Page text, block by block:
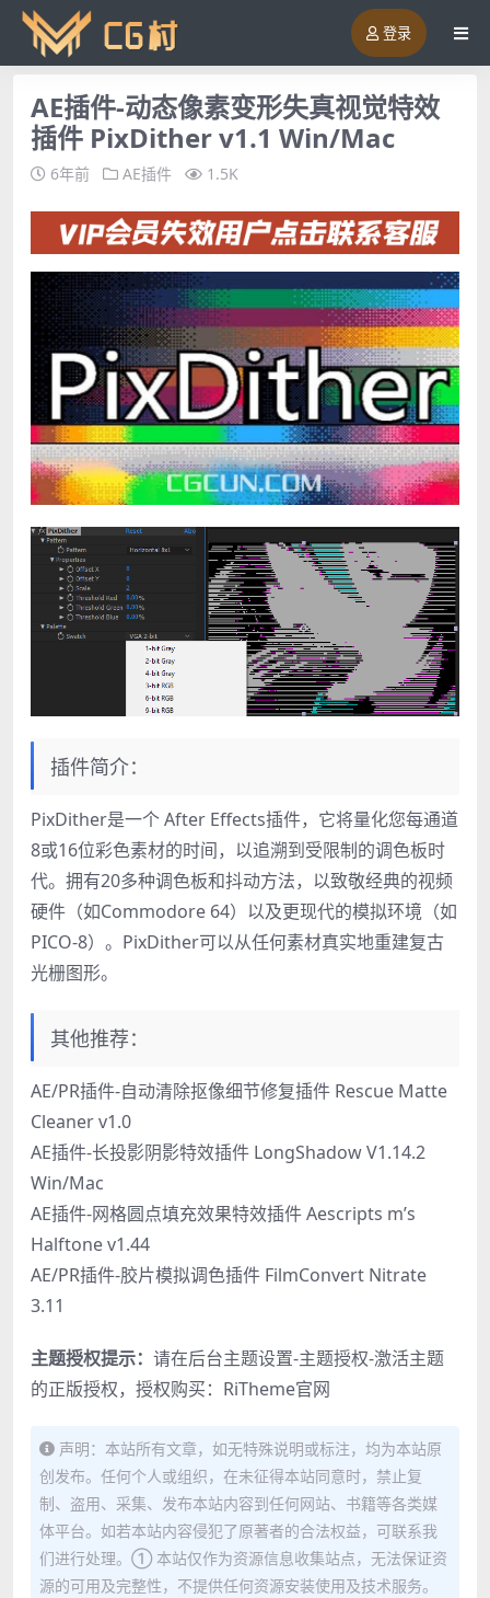
登录
AE插件-动态像素变形失真视觉特效
插件 PixDither v1.1 Win/Mac
6年前 AE插件 1.5K
插件简介：
PixDither是一个 After Effects插件，它将量化您每通道
8或16位彩色素材的时间，以追溯到受限制的调色板时
代。拥有20多种调色板和抖动方法，以致敬经典的视频
硬件（如Commodore 64）以及更现代的模拟环境（如
PICO-8）。PixDither可以从任何素材真实地重建复古
光栅图形。
其他推荐：
AE/PR插件-自动清除抠像细节修复插件 Rescue Matte
Cleaner v1.0
AE插件-长投影阴影特效插件 LongShadow V1.14.2
Win/Mac
AE插件-网格圆点填充效果特效插件 Aescripts m’s
Halftone v1.44
AE/PR插件-胶片模拟调色插件 FilmConvert Nitrate
3.11
主题授权提示： 请在后台主题设置-主题授权-激活主题
的正版授权，授权购买： RiTheme官网
声明：本站所有文章，如无特殊说明或标注，均为本站原
创发布。任何个人或组织，在未征得本站同意时，禁止复
制、盗用、采集、发布本站内容到任何网站、书籍等各类媒
体平台。如若本站内容侵犯了原著者的合法权益，可联系我
们进行处理。① 本站仅作为资源信息收集站点，无法保证资
源的可用及完整性，不提供任何资源安装使用及技术服务。